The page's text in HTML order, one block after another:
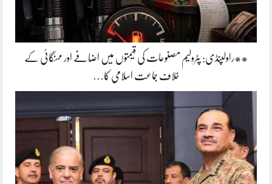
**راولپنڈی: پٹرولیم مصنوعات کی قیمتوں میں اضافے اور مہنگائی کے
خلاف جماعت اسلامی کا…